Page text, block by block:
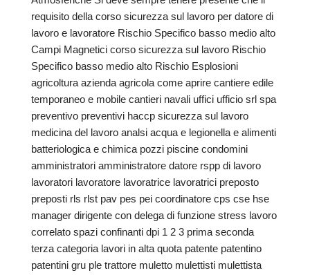
requisito della corso sicurezza sul lavoro per datore di
lavoro e lavoratore Rischio Specifico basso medio alto
Campi Magnetici corso sicurezza sul lavoro Rischio
Specifico basso medio alto Rischio Esplosioni
agricoltura azienda agricola come aprire cantiere edile
temporaneo e mobile cantieri navali uffici ufficio srl spa
preventivo preventivi haccp sicurezza sul lavoro
medicina del lavoro analsi acqua e legionella e alimenti
batteriologica e chimica pozzi piscine condomini
amministratori amministratore datore rspp di lavoro
lavoratori lavoratore lavoratrice lavoratrici preposto
preposti rls rlst pav pes pei coordinatore cps cse hse
manager dirigente con delega di funzione stress lavoro
correlato spazi confinanti dpi 1 2 3 prima seconda
terza categoria lavori in alta quota patente patentino
patentini gru ple trattore muletto mulettisti mulettista